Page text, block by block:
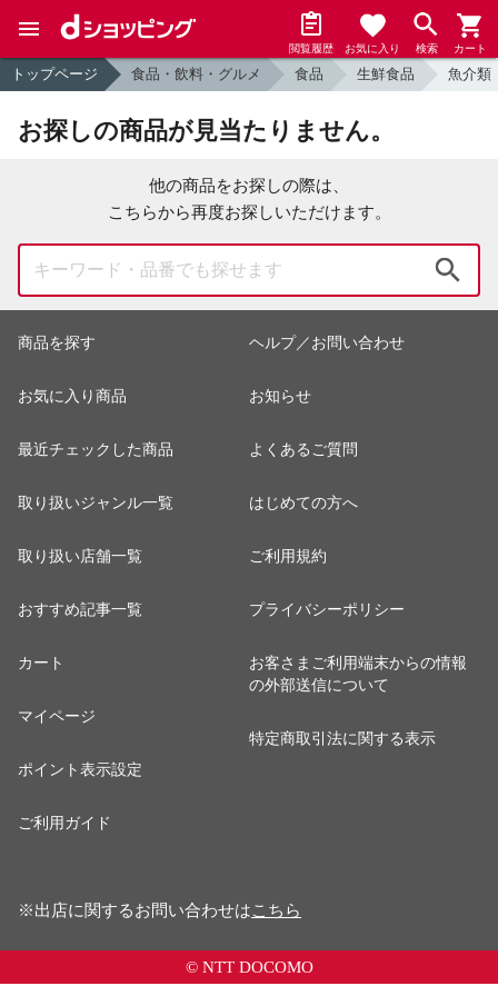
閲覧履歴 お気に入り 検索 カート
トップページ 食品・飲料・グルメ 食品 生鮮食品 魚介
お探しの商品が見当たりません。
他の商品をお探しの際は、
こちらから再度お探しいただけます。
商品を探す
お気に入り商品
最近チェックした商品
取り扱いジャンル一覧
取り扱い店舗一覧
おすすめ記事一覧
カート
マイページ
ポイント表示設定
ご利用ガイド
ヘルプ／お問い合わせ
お知らせ
よくあるご質問
はじめての方へ
ご利用規約
プライバシーポリシー
お客さまご利用端末からの情報
の外部送信について
特定商取引法に関する表示
※出店に関するお問い合わせはこちら
© NTT DOCOMO